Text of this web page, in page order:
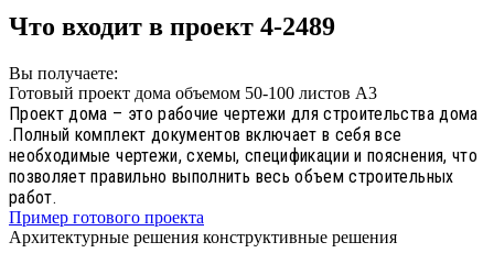
Что входит в проект 4-2489
Вы получаете:
Готовый проект дома объемом 50-100 листов А3
Проект дома – это рабочие чертежи для строительства дома
.Полный комплект документов включает в себя все
необходимые чертежи, схемы, спецификации и пояснения, что
позволяет правильно выполнить весь объем строительных
работ.
Пример готового проекта
Архитектурные решения конструктивные решения